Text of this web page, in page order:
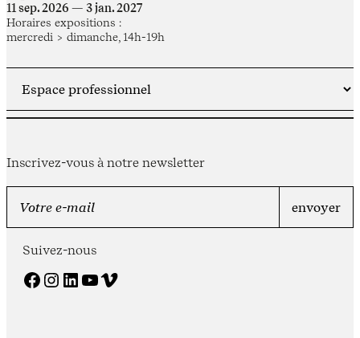
11 sep. 2026 — 3 jan. 2027
Horaires expositions :
mercredi > dimanche, 14h-19h
Inscrivez-vous à notre newsletter
Suivez-nous
Facebook Instagram LinkedIn YouTube Vimeo